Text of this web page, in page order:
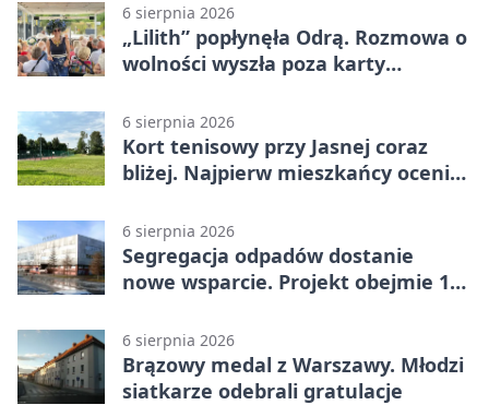
6 sierpnia 2026
„Lilith” popłynęła Odrą. Rozmowa o
wolności wyszła poza karty
6 sierpnia 2026
Kort tenisowy przy Jasnej coraz
bliżej. Najpierw mieszkańcy ocenią
6 sierpnia 2026
Segregacja odpadów dostanie
nowe wsparcie. Projekt obejmie 15
6 sierpnia 2026
Brązowy medal z Warszawy. Młodzi
siatkarze odebrali gratulacje